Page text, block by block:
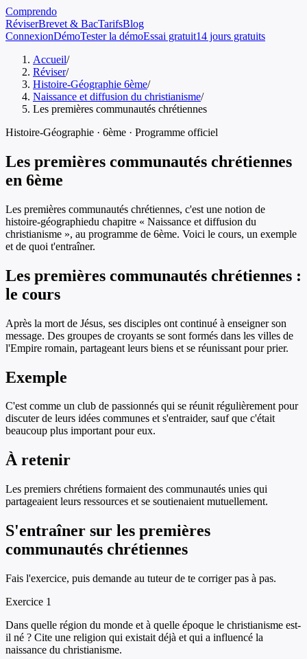
Comprendo
RéviserBrevet & BacTarifsBlog
ConnexionDémoTester la démoEssai gratuit14 jours gratuits
Accueil/
Réviser/
Histoire-Géographie 6ème/
Naissance et diffusion du christianisme/
Les premières communautés chrétiennes
Histoire-Géographie · 6ème · Programme officiel
Les premières communautés chrétiennes
en 6ème
Les premières communautés chrétiennes, c'est une notion de
histoire-géographiedu chapitre « Naissance et diffusion du
christianisme », au programme de 6ème. Voici le cours, un exemple
et de quoi t'entraîner.
Les premières communautés chrétiennes :
le cours
Après la mort de Jésus, ses disciples ont continué à enseigner son
message. Des groupes de croyants se sont formés dans les villes de
l'Empire romain, partageant leurs biens et se réunissant pour prier.
Exemple
C'est comme un club de passionnés qui se réunit régulièrement pour
discuter de leurs idées communes et s'entraider, sauf que c'était
beaucoup plus important pour eux.
À retenir
Les premiers chrétiens formaient des communautés unies qui
partageaient leurs ressources et se soutienaient mutuellement.
S'entraîner sur les premières
communautés chrétiennes
Fais l'exercice, puis demande au tuteur de te corriger pas à pas.
Exercice 1
Dans quelle région du monde et à quelle époque le christianisme est-
il né ? Cite une religion qui existait déjà et qui a influencé la
naissance du christianisme.